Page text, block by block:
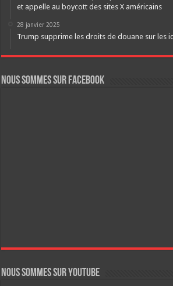
et appelle au boycott des sites X américains
28 janvier 2025
Trump supprime les droits de douane sur les
Nous sommes sur FaceBook
Nous sommes sur YouTube